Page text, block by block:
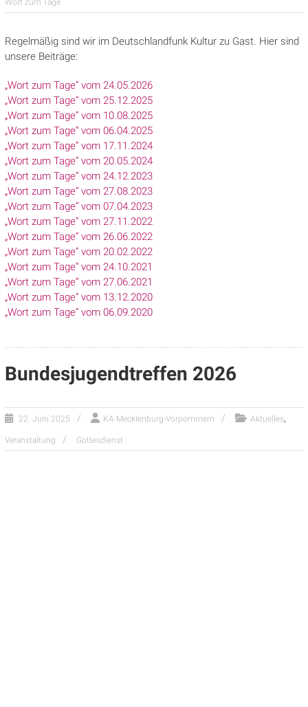
Regelmäßig sind wir im Deutschlandfunk Kultur zu Gast. Hier sind
unsere Beiträge:
„Wort zum Tage“ vom 24.05.2026
„Wort zum Tage“ vom 25.12.2025
„Wort zum Tage“ vom 10.08.2025
„Wort zum Tage“ vom 06.04.2025
„Wort zum Tage“ vom 17.11.2024
„Wort zum Tage“ vom 20.05.2024
„Wort zum Tage“ vom 24.12.2023
„Wort zum Tage“ vom 27.08.2023
„Wort zum Tage“ vom 07.04.2023
„Wort zum Tage“ vom 27.11.2022
„Wort zum Tage“ vom 26.06.2022
„Wort zum Tage“ vom 20.02.2022
„Wort zum Tage“ vom 24.10.2021
„Wort zum Tage“ vom 27.06.2021
„Wort zum Tage“ vom 13.12.2020
„Wort zum Tage“ vom 06.09.2020
Bundesjugendtreffen 2026
22. Juni 2025 KA Mecklenburg-Vorpommern Aktuelles,
Veranstaltung Gottesdienst